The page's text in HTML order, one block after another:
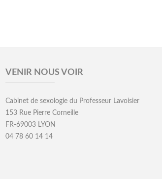
VENIR NOUS VOIR
Cabinet de sexologie du Professeur Lavoisier
153 Rue Pierre Corneille
FR-69003 LYON
04 78 60 14 14